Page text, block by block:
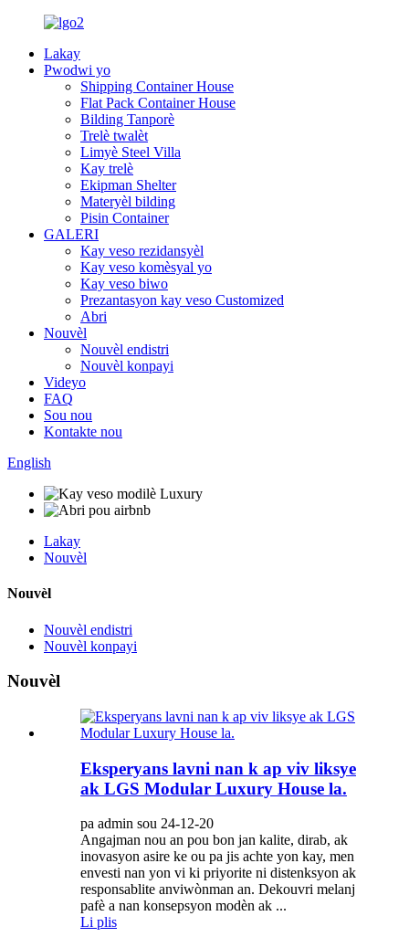
Lakay
Pwodwi yo
Shipping Container House
Flat Pack Container House
Bilding Tanporè
Trelè twalèt
Limyè Steel Villa
Kay trelè
Ekipman Shelter
Materyèl bilding
Pisin Container
GALERI
Kay veso rezidansyèl
Kay veso komèsyal yo
Kay veso biwo
Prezantasyon kay veso Customized
Abri
Nouvèl
Nouvèl endistri
Nouvèl konpayi
Videyo
FAQ
Sou nou
Kontakte nou
English
Lakay
Nouvèl
Nouvèl
Nouvèl endistri
Nouvèl konpayi
Nouvèl
Eksperyans lavni nan k ap viv liksye
ak LGS Modular Luxury House la.
pa admin sou 24-12-20
Angajman nou an pou bon jan kalite, dirab, ak
inovasyon asire ke ou pa jis achte yon kay, men
envesti nan yon vi ki priyorite ni distenksyon ak
responsablite anviwònman an. Dekouvri melanj
pafè a nan konsepsyon modèn ak ...
Li plis